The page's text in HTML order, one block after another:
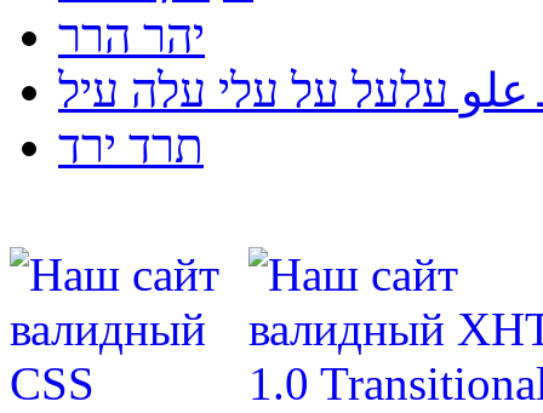
יהר הרר
עלעל על עלי עלה עיל
תרד ירד